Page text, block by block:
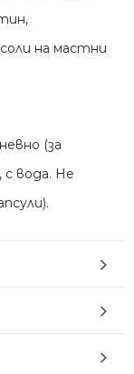
на мастни
(за
с вода. Не